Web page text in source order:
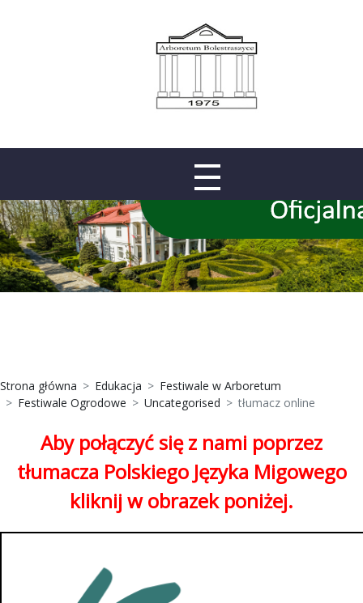
Strona główna Edukacja
Festiwale w Arboretum
Festiwale Ogrodowe
Uncategorised tłumacz online
Aby połączyć się z nami poprzez
tłumacza Polskiego Języka Migowego
kliknij w obrazek poniżej.